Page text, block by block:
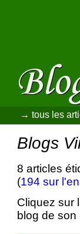
→ tous les
Blogs
8 articles
(194 sur
Cliquez sur
blog de son